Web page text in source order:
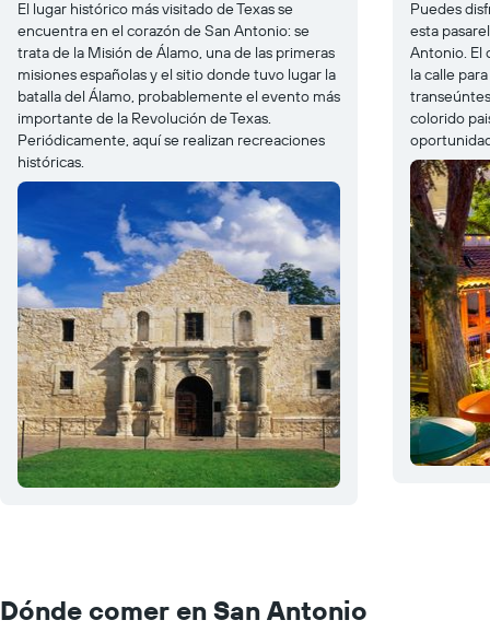
El lugar histórico más visitado de Texas se
encuentra en el corazón de San Antonio: se
trata de la Misión de Álamo, una de las primeras
misiones españolas y el sitio donde tuvo lugar la
batalla del Álamo, probablemente el evento más
importante de la Revolución de Texas.
Periódicamente, aquí se realizan recreaciones
históricas.
Puedes
esta
Antonio. El
la calle
colorido
Dónde comer en San Antonio